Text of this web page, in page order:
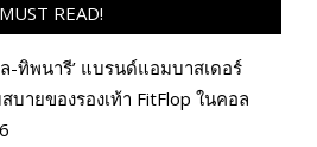
MUST READ!
-ทิพนารี’ แบรนด์แอมบาสเดอร์
ายของรองเท้า FitFlop ในคอล